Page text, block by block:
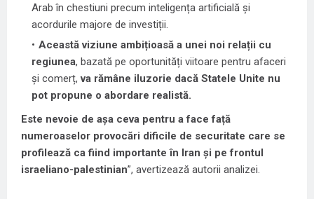
Arab în chestiuni precum inteligența artificială și
acordurile majore de investiții.
Această viziune ambițioasă a unei noi relații cu
regiunea, bazată pe oportunități viitoare pentru afaceri
și comerț,va rămâne iluzorie dacă Statele Unite nu
pot propune o abordare realistă.
Este nevoie de așa ceva pentru a face față
numeroaselor provocări dificile de securitate care se
profilează ca fiind importante în Iran și pe frontul
israeliano-palestinian”, avertizează autorii analizei.